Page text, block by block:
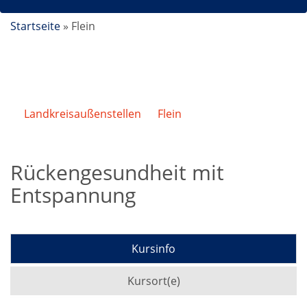
Startseite » Flein
Landkreisaußenstellen Flein
Rückengesundheit mit
Entspannung
Kursinfo
Kursort(e)